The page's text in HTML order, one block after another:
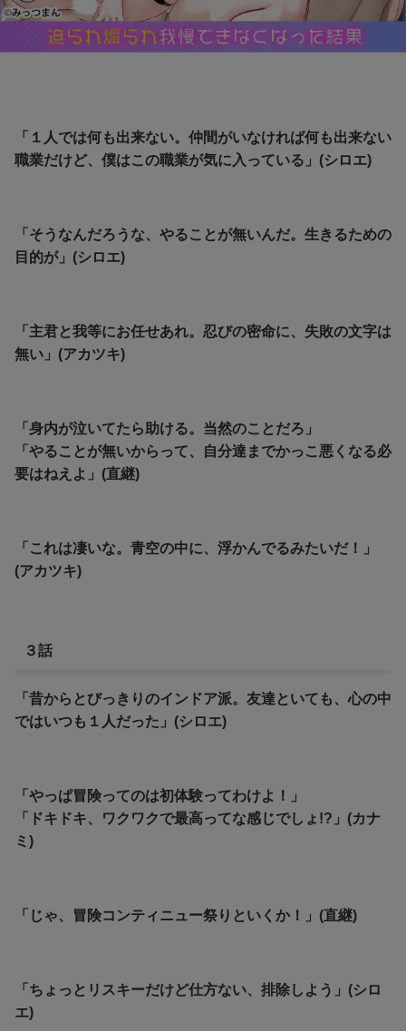
「１人では何も出来ない。仲間がいなければ何も出来ない
職業だけど、僕はこの職業が気に入っている」(シロエ)
「そうなんだろうな、やることが無いんだ。生きるための
目的が」(シロエ)
「主君と我等にお任せあれ。忍びの密命に、失敗の文字は
無い」(アカツキ)
「身内が泣いてたら助ける。当然のことだろ」
「やることが無いからって、自分達までかっこ悪くなる必
要はねえよ」(直継)
「これは凄いな。青空の中に、浮かんでるみたいだ！」
(アカツキ)
３話
「昔からとびっきりのインドア派。友達といても、心の中
ではいつも１人だった」(シロエ)
「やっぱ冒険ってのは初体験ってわけよ！」
「ドキドキ、ワクワクで最高ってな感じでしょ!?」(カナ
ミ)
「じゃ、冒険コンティニュー祭りといくか！」(直継)
「ちょっとリスキーだけど仕方ない、排除しよう」(シロ
エ)